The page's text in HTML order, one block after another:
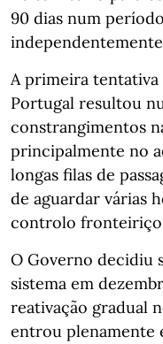
90 dias num
A primeira tentativa
Portugal resultou
constrangimentos
principalmente no
longas filas de
de aguardar várias
controlo
O Governo decidiu
sistema em
reativação gradual
entrou plenamente